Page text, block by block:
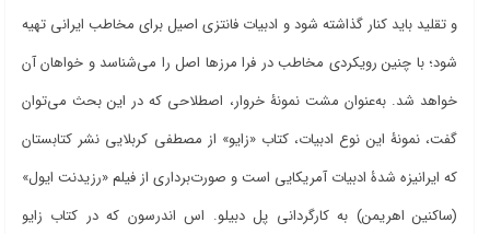
و تقلید باید کنار گذاشته شود و ادبیات فانتزی اصیل برای مخاطب ایرانی تهیه
شود؛ با چنین رویکردی مخاطب در فرا مرزها اصل را میشناسد و خواهان آن
خواهد شد. بهعنوان مشت نمونۀ خروار، اصطلاحی که در این بحث میتوان
گفت، نمونۀ این نوع ادبیات، کتاب «زایو» از مصطفی کربلایی نشر کتابستان
که ایرانیزه شدۀ ادبیات آمریکایی است و صورتبرداری از فیلم «رزیدنت ایول»
(ساکنین اهریمن) به کارگردانی پل دبیلو. اس اندرسون که در کتاب زایو